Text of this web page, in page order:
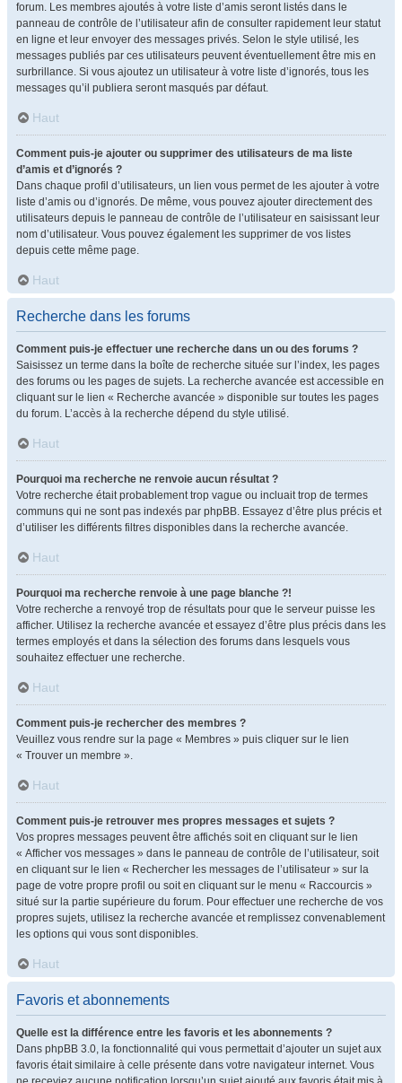
forum. Les membres ajoutés à votre liste d’amis seront listés dans le
panneau de contrôle de l’utilisateur afin de consulter rapidement leur statut
en ligne et leur envoyer des messages privés. Selon le style utilisé, les
messages publiés par ces utilisateurs peuvent éventuellement être mis en
surbrillance. Si vous ajoutez un utilisateur à votre liste d’ignorés, tous les
messages qu’il publiera seront masqués par défaut.
Haut
Comment puis-je ajouter ou supprimer des utilisateurs de ma liste
d’amis et d’ignorés ?
Dans chaque profil d’utilisateurs, un lien vous permet de les ajouter à votre
liste d’amis ou d’ignorés. De même, vous pouvez ajouter directement des
utilisateurs depuis le panneau de contrôle de l’utilisateur en saisissant leur
nom d’utilisateur. Vous pouvez également les supprimer de vos listes
depuis cette même page.
Haut
Recherche dans les forums
Comment puis-je effectuer une recherche dans un ou des forums ?
Saisissez un terme dans la boîte de recherche située sur l’index, les pages
des forums ou les pages de sujets. La recherche avancée est accessible en
cliquant sur le lien « Recherche avancée » disponible sur toutes les pages
du forum. L’accès à la recherche dépend du style utilisé.
Haut
Pourquoi ma recherche ne renvoie aucun résultat ?
Votre recherche était probablement trop vague ou incluait trop de termes
communs qui ne sont pas indexés par phpBB. Essayez d’être plus précis et
d’utiliser les différents filtres disponibles dans la recherche avancée.
Haut
Pourquoi ma recherche renvoie à une page blanche ?!
Votre recherche a renvoyé trop de résultats pour que le serveur puisse les
afficher. Utilisez la recherche avancée et essayez d’être plus précis dans les
termes employés et dans la sélection des forums dans lesquels vous
souhaitez effectuer une recherche.
Haut
Comment puis-je rechercher des membres ?
Veuillez vous rendre sur la page « Membres » puis cliquer sur le lien
« Trouver un membre ».
Haut
Comment puis-je retrouver mes propres messages et sujets ?
Vos propres messages peuvent être affichés soit en cliquant sur le lien
« Afficher vos messages » dans le panneau de contrôle de l’utilisateur, soit
en cliquant sur le lien « Rechercher les messages de l’utilisateur » sur la
page de votre propre profil ou soit en cliquant sur le menu « Raccourcis »
situé sur la partie supérieure du forum. Pour effectuer une recherche de vos
propres sujets, utilisez la recherche avancée et remplissez convenablement
les options qui vous sont disponibles.
Haut
Favoris et abonnements
Quelle est la différence entre les favoris et les abonnements ?
Dans phpBB 3.0, la fonctionnalité qui vous permettait d’ajouter un sujet aux
favoris était similaire à celle présente dans votre navigateur internet. Vous